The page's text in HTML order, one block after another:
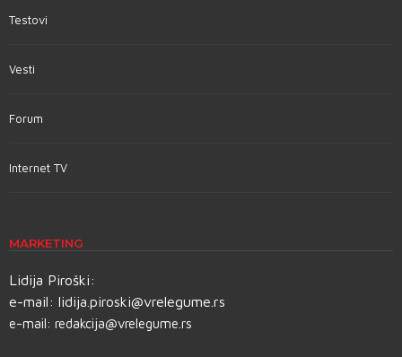
Testovi
Vesti
Forum
Internet TV
MARKETING
Lidija Piroški:
e-mail: lidija.piroski@vrelegume.rs
e-mail: redakcija@vrelegume.rs